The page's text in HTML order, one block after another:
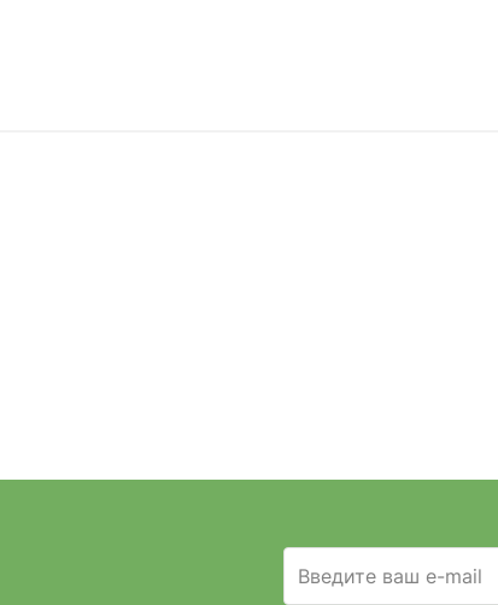
Введите ваш e-mail